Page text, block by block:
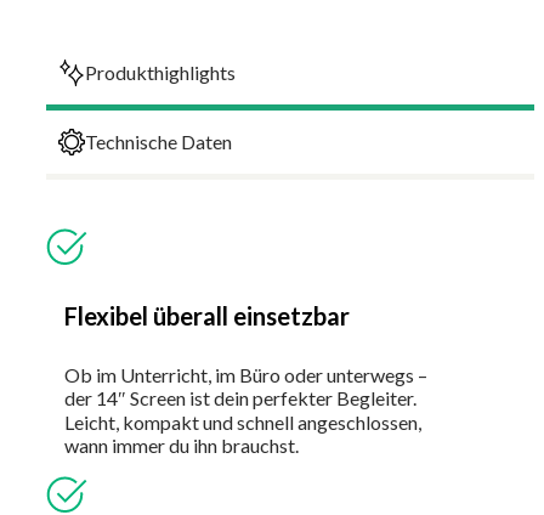
Produkthighlights
Technische Daten
Flexibel überall einsetzbar
Ob im Unterricht, im Büro oder unterwegs –
der 14″ Screen ist dein perfekter Begleiter.
Leicht, kompakt und schnell angeschlossen,
wann immer du ihn brauchst.